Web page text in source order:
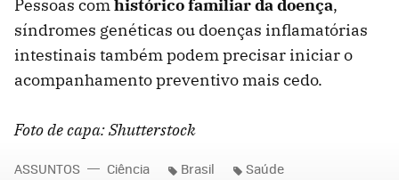
Pessoas comhistórico familiar da doença,
síndromes genéticas ou doenças inflamatórias
intestinais também podem precisar iniciar o
acompanhamento preventivo mais cedo.
Foto de capa: Shutterstock
ASSUNTOS Ciência Brasil Saúde